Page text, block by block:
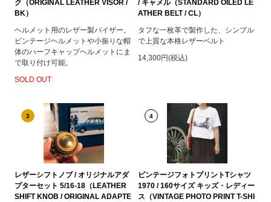
ク（ORIGINAL LEATHER VISOR /
BK）
ヘルメット用のレザー製バイザー。
ビンテージヘルメットや小振りな帽
体のハーフキャップヘルメットにま
で取り付け可能。
SOLD OUT
/ キャメル（STANDARD OILED LE
ATHER BELT / CL）
タフな一枚革で製作した、シンプル
で上質な本格レザーベルト
14,300円(税込)
3
レザーシフトノブ / オリジナルアダ
プターセット 5/16-18（LEATHER
SHIFT KNOB / ORIGINAL ADAPTE
4
ビンテージフォトプリントTシャツ
1970 / 160サイズ キッズ・レディー
ス（VINTAGE PHOTO PRINT T-SHI